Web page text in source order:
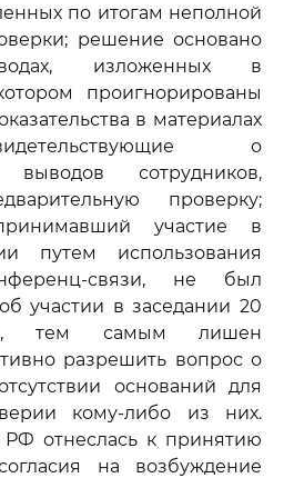
по итогам неполной
решение основано
изложенных в
проигнорированы
в материалах
о
выводов сотрудников,
проверку;
участие в
путем использования
связи, не был
участии в заседании 20
тем самым лишен
разрешить вопрос о
оснований для
кому-либо из них.
РФ отнеслась к принятию
на возбуждение